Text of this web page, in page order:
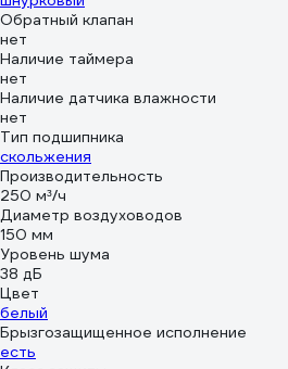
Обратный клапан
нет
Наличие таймера
нет
Наличие датчика влажности
нет
Тип подшипника
скольжения
Производительность
250 м³/ч
Диаметр воздуховодов
150 мм
Уровень шума
38 дБ
Цвет
белый
Брызгозащищенное исполнение
есть